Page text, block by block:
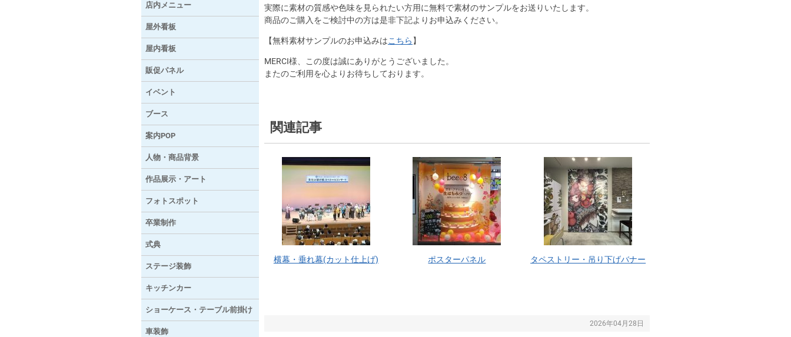
実際に素材の質感や色味を見られたい方用に無料で素材のサンプルをお送りいたします。
商品のご購入をご検討中の方は是非下記よりお申込みください。
【無料素材サンプルのお申込みはこちら 】
MERCI様、この度は誠にありがとうございました。
またのご利用を心よりお待ちしております。
関連記事
横幕・垂れ幕(カット仕上げ) ポスターパネル タペストリー・吊り下げバナー
2026年04月28日
店内メニュー
屋外看板
屋内看板
販促パネル
イベント
ブース
案内POP
人物・商品背景
作品展示・アート
フォトスポット
卒業制作
式典
ステージ装飾
キッチンカー
ショーケース・テーブル前掛け
車装飾